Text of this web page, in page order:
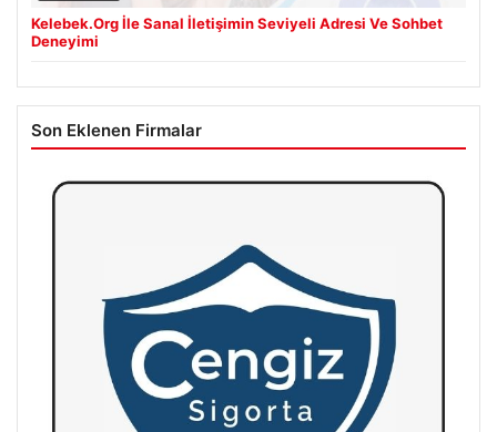
Kelebek.Org İle Sanal İletişimin Seviyeli Adresi Ve Sohbet
Deneyimi
Son Eklenen Firmalar